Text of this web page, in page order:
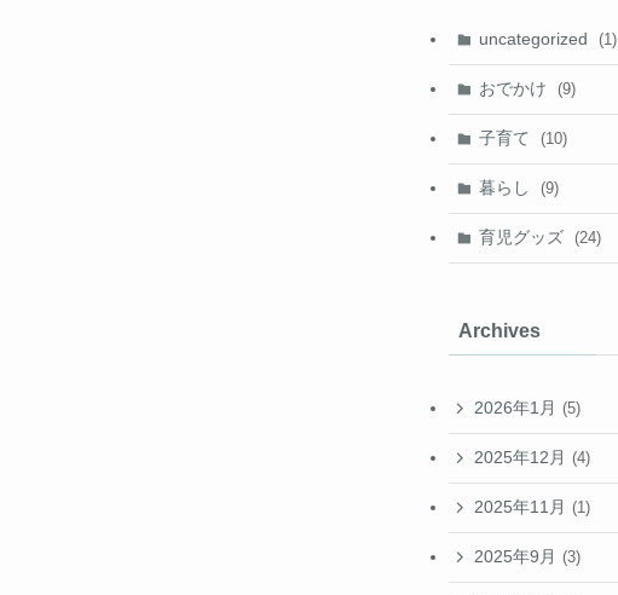
uncategorized (1)
おでかけ (9)
子育て (10)
暮らし (9)
育児グッズ (24)
Archives
2026年1月 (5)
2025年12月 (4)
2025年11月 (1)
2025年9月 (3)